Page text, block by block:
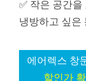
✅ 작은 공간을
냉방하고 싶은
에어렉스 창
할인가